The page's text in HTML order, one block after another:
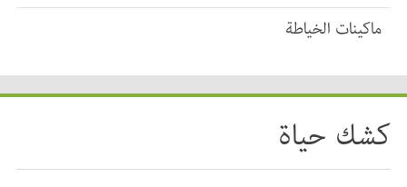
ماكينات الخياطة
كشك حياة